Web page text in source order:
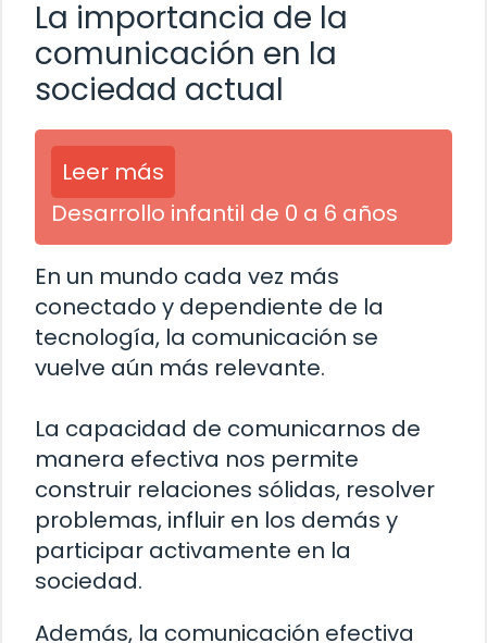
La importancia de la
comunicación en la
sociedad actual
Leer más
Desarrollo infantil de 0 a 6 años
En un mundo cada vez más
conectado y dependiente de la
tecnología, la comunicación se
vuelve aún más relevante.
La capacidad de comunicarnos de
manera efectiva nos permite
construir relaciones sólidas, resolver
problemas, influir en los demás y
participar activamente en la
sociedad.
Además, la comunicación efectiva